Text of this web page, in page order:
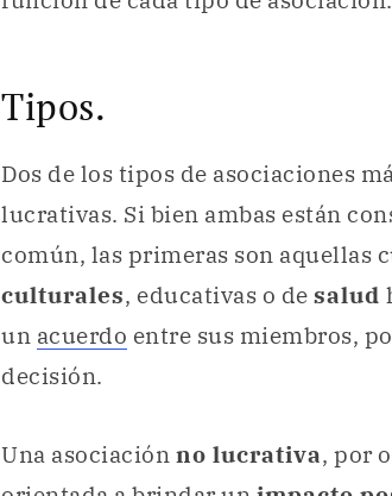
Tipos.
Dos de los tipos de asociaciones
lucrativas. Si bien ambas están
común, las primeras son aquellas
culturales, educativas o de salud
un acuerdo entre sus miembros,
decisión.
Una asociación no lucrativa, por